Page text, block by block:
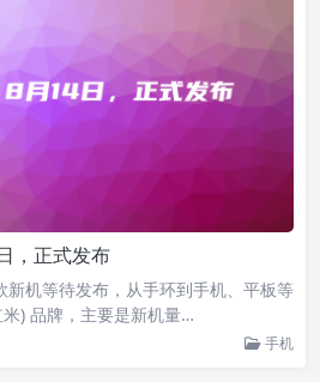
，正式发布
机等待发布，从手环到手机、平板等
) 品牌，主要是新机量…
手机